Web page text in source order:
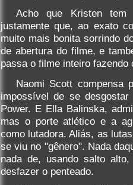
Acho que Kristen
justamente que, ao exato
muito mais bonita sorrindo
de abertura do filme, e
passa o filme inteiro
Naomi Scott compensa
impossível de se
Power. E Ella Balinska,
mas o porte atlético e a
como lutadora. Aliás, as
se viu no "gênero". Nada
nada de, usando salto
desfazer o penteado.